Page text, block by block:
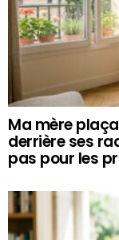
Ma mère
derrière ses
pas pour les